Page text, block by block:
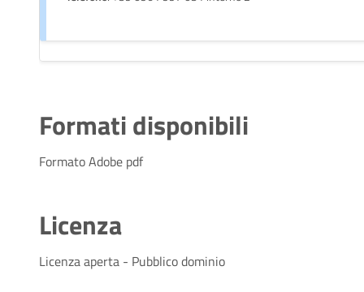
Formati disponibili
Formato Adobe pdf
Licenza
Licenza aperta - Pubblico dominio